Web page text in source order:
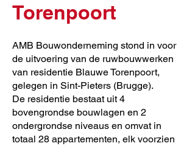
Torenpoort
AMB Bouwonderneming stond in voor
de uitvoering van de ruwbouwwerken
van residentie Blauwe Torenpoort,
gelegen in Sint-Pieters (Brugge).
De residentie bestaat uit 4
bovengrondse bouwlagen en 2
ondergrondse niveaus en omvat in
totaal 28 appartementen, elk voorzien